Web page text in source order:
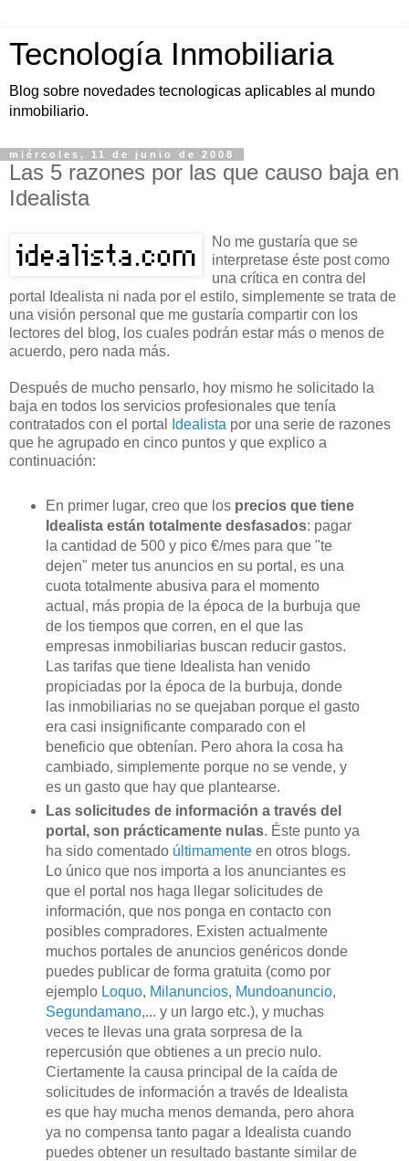
Tecnología Inmobiliaria
Blog sobre novedades tecnologicas aplicables al mundo
inmobiliario.
miércoles, 11 de junio de 2008
Las 5 razones por las que causo baja en
Idealista
No me gustaría que se
interpretase éste post como
una crítica en contra del
portal Idealista ni nada por el estilo, simplemente se trata de
una visión personal que me gustaría compartir con los
lectores del blog, los cuales podrán estar más o menos de
acuerdo, pero nada más.
Después de mucho pensarlo, hoy mismo he solicitado la
baja en todos los servicios profesionales que tenía
contratados con el portal
Idealista por una serie de razones
que he agrupado en cinco puntos y que explico a
continuación:
En primer lugar, creo que los precios que tiene
Idealista están totalmente desfasados: pagar
la cantidad de 500 y pico €/mes para que "te
dejen" meter tus anuncios en su portal, es una
cuota totalmente abusiva para el momento
actual, más propia de la época de la burbuja que
de los tiempos que corren, en el que las
empresas inmobiliarias buscan reducir gastos.
Las tarifas que tiene Idealista han venido
propiciadas por la época de la burbuja, donde
las inmobiliarias no se quejaban porque el gasto
era casi insignificante comparado con el
beneficio que obtenían. Pero ahora la cosa ha
cambiado, simplemente porque no se vende, y
es un gasto que hay que plantearse.
Las solicitudes de información a través del
portal, son prácticamente nulas. Éste punto ya
ha sido comentado últimamenteen otros blogs.
Lo único que nos importa a los anunciantes es
que el portal nos haga llegar solicitudes de
información, que nos ponga en contacto con
posibles compradores. Existen actualmente
muchos portales de anuncios genéricos donde
puedes publicar de forma gratuita (como por
ejemplo Loquo, Milanuncios, Mundoanuncio,
Segundamano,... y un largo etc.), y muchas
veces te llevas una grata sorpresa de la
repercusión que obtienes a un precio nulo.
Ciertamente la causa principal de la caída de
solicitudes de información a través de Idealista
es que hay mucha menos demanda, pero ahora
ya no compensa tanto pagar a Idealista cuando
puedes obtener un resultado bastante similar de